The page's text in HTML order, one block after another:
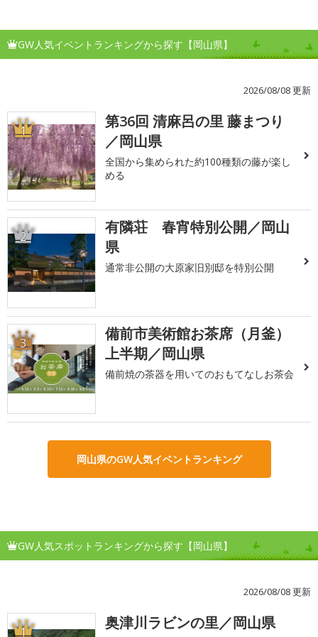
GW人気イベントランキングから探す【岡山県】
2026/08/08 更新
1
第36回 清麻呂の里 藤まつり
／岡山県
全国から集められた約100種類の藤が楽し
める
2
有隣荘 春宵特別公開／岡山
県
通常非公開の大原家旧別邸を特別公開
3
備前市美術館お茶席（月釜）
上半期／岡山県
備前焼の茶器を用いてのおもてなしお茶会
岡山県のGW人気イベントランキング
GW人気スポットランキングから探す【岡山県】
2026/08/08 更新
1 奥津川ラビンの里／岡山県